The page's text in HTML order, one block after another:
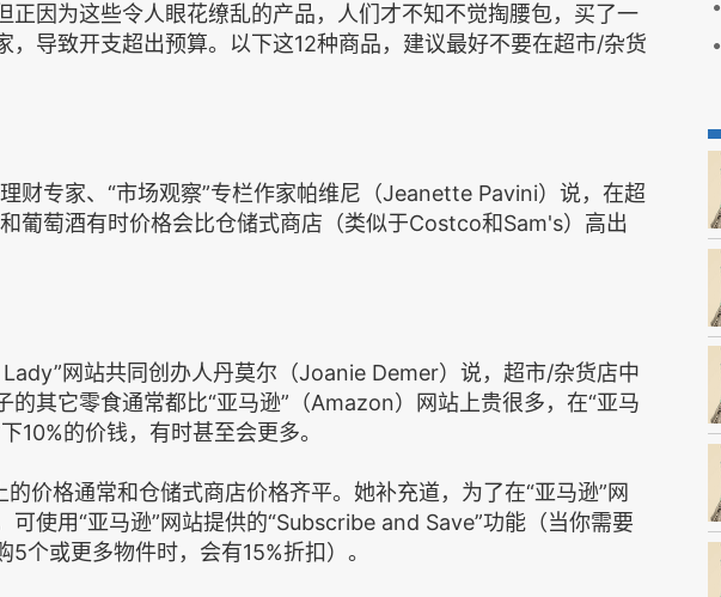
正因为这些令人眼花缭乱的产品，人们才不知不觉掏腰包，买了一
，导致开支超出预算。以下这12种商品，建议最好不要在超市/杂货
财专家、“市场观察”专栏作家帕维尼（Jeanette Pavini）说，在超
葡萄酒有时价格会比仓储式商店（类似于Costco和Sam's）高出
网站共同创办人丹莫尔（Joanie Demer）说，超市/杂货店中
的其它零食通常都比“亚马逊”（Amazon）网站上贵很多，在“亚马
10%的价钱，有时甚至会更多。
的价格通常和仓储式商店价格齐平。她补充道，为了在“亚马逊”网
可使用“亚马逊”网站提供的“Subscribe and Save”功能（当你需要
5个或更多物件时，会有15%折扣）。